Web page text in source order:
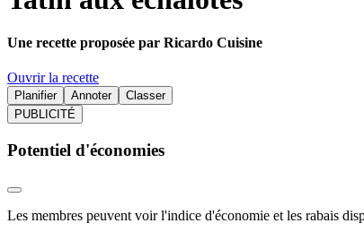
Une recette proposée par Ricardo Cuisine
Ouvrir la recette
Planifier Annoter
Classer
PUBLICITÉ
Potentiel d'économies
Les membres peuvent voir l'indice d'économie et les rabais